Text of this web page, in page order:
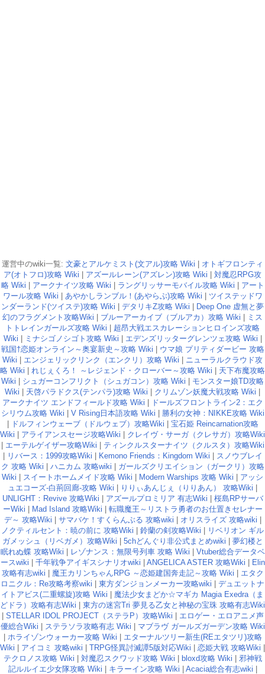
運営中のwiki一覧: 文豪とアルケミスト(文アル)攻略 Wiki
オトギフロンティ
ア(オトフロ)攻略 Wiki
アズールレーン(アズレン)攻略 Wiki
対魔忍RPG攻
略 Wiki
アークナイツ攻略 Wiki ラングリッサーモバイル攻略 Wiki
アート
ワール攻略 Wiki
あやかしランブル！(あやらぶ)攻略 Wiki
ツイステッドワ
ンダーランド(ツイステ)攻略 Wiki
デタリキZ攻略 Wiki
Deep One 虚無と夢
幻のフラグメント攻略Wiki
ブルーアーカイブ（ブルアカ）攻略 Wiki
ミス
トトレインガールズ攻略 Wiki
超昂大戦エスカレーションヒロインズ攻略
Wiki
ミナシゴノシゴト攻略 Wiki エデンズリッターグレンツェ攻略 Wiki
戦国†恋姫オンライン～奥宴新史～攻略 Wiki
ウマ娘 プリティダービー 攻略
Wiki
エンジェリックリンク（エンクリ）攻略 Wiki
ニューラルクラウド攻
略 Wiki
れじぇくろ！ ～レジェンド・クローバー～攻略 Wiki
天下布魔攻略
Wiki
シュガーコンフリクト（シュガコン）攻略 Wiki
モンスター娘TD攻略
Wiki
天啓パラドクス(テンパラ)攻略 Wiki クリムゾン妖魔大戦攻略 Wiki
アークナイツ エンドフィールド攻略 Wiki
ドールズフロントライン2：エク
シリウム攻略 Wiki
V Rising日本語攻略 Wiki
勝利の女神：NIKKE攻略 Wiki
ドルフィンウェーブ（ドルウェブ）攻略Wiki
宝石姫 Reincarnation攻略
Wiki
アライアンスセージ攻略Wiki
クレイヴ・サーガ（クレサガ）攻略Wiki
エーテルゲイザー攻略Wiki
ティンクルスターナイツ（クルスタ）攻略Wiki
リバース：1999攻略Wiki Kemono Friends：Kingdom Wiki
スノウブレイ
ク 攻略 Wiki
ハニカム 攻略wiki
ガールズクリエイション（ガークリ）攻略
Wiki
スイートホームメイド攻略 Wiki Modern Warships 攻略 Wiki
アッシ
ュエコーズ-白荊回廊-攻略 Wiki
りりぃあんじぇ（りりあん） 攻略Wiki
UNLIGHT：Revive 攻略Wiki
アズールプロミリア 有志Wiki
桜島RPサーバ
ーWiki
Mad Island 攻略Wiki
転職魔王～リストラ勇者のお仕置きセレナー
デ～ 攻略Wiki
サマバケ！すくらんぶる 攻略wiki オリスライズ 攻略wiki
ノクティルセント：暁の前に 攻略Wiki
鈴蘭の剣攻略Wiki
リベリオン ギル
ガメッシュ（リベガメ）攻略Wiki
5chどんぐり非公式まとめwiki
夢幻楼と
眠れぬ蝶 攻略Wiki
レゾナンス：無限号列車 攻略 Wiki
Vtuber総合データベ
ースwiki
千年戦争アイギスシナリオwiki ANGELICA ASTER 攻略Wiki
Elin
攻略有志wiki
魔王カリンちゃんRPG ～恋姫建国奔走記～攻略 Wiki
エタク
ロニクル：Re攻略考察wiki
東方ダンジョンメーカー攻略wiki
デュエットナ
イトアビス(二重螺旋)攻略 Wiki
魔法少女まどか☆マギカ Magia Exedra（ま
どドラ）攻略有志Wiki
東方の迷宮Tri 夢見る乙女と神秘の宝珠 攻略有志Wiki
STELLAR IDOL PROJECT（ステラP）攻略Wiki
エロゲー・エロアニメ声
優総合Wiki
ステラソラ攻略有志 Wiki
マブラヴ ガールズガーデン攻略 Wiki
ホライゾンウォーカー攻略 Wiki
エターナルツリー新生(REエタツリ)攻略
Wiki
アイコミ 攻略wiki TRPG怪異討滅譚5版対応Wiki 恋姫大戦 攻略Wiki
テクロノス攻略 Wiki
対魔忍スクワッド攻略 Wiki bloxd攻略 Wiki
邪神戦
記ルルイエ少女隊攻略 Wiki
キラーイン攻略 Wiki Acacia総合有志wiki